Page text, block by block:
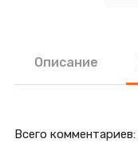
Описание
Всего комментариев: